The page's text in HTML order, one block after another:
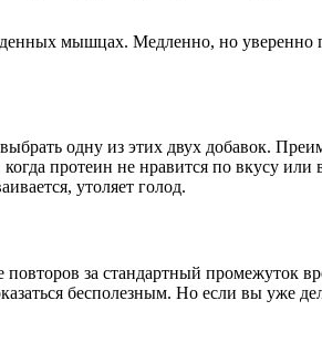
мышцах. Медленно, но уверенно
одну из этих двух добавок.
протеин не нравится по вкусу или
утоляет голод.
повторов за стандартный промежуток
бесполезным. Но если вы уже